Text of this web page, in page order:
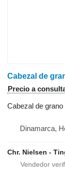
Cabezal de
Precio a
Cabezal de grano
Dinamarca,
Chr. Nielsen -